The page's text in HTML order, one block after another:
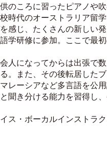
のころに習ったピアノや
時代のオーストラリア留
感じ、たくさんの新しい
学研修に参加。ここで最
⼈になってからは出張で
。また、その後転居した
レーシアなど多⾔語を公
聞き分ける能⼒を習得し
ス・ボーカルインストラ